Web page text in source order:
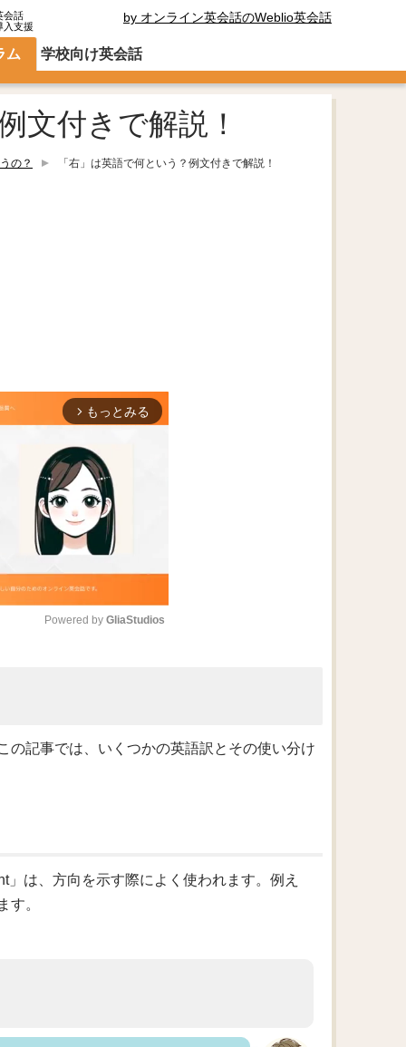
会話
入支援
by オンライン英会話のWeblio英会話
ム 学校向け英会話
文付きで解説！
の？ 「右」は英語で何という？例文付きで解説！
arrow_forward_ios もっとみる
e
Powered by GliaStudios
の記事では、いくつかの英語訳とその使い分け
は、方向を示す際によく使われます。例え
す。